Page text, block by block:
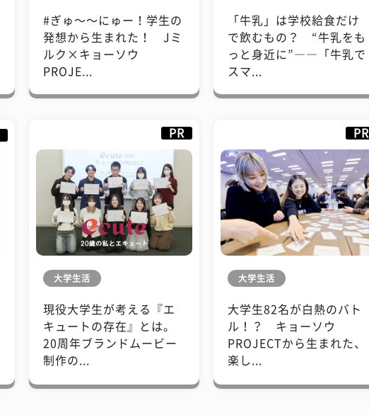
#ぎゅ〜〜にゅー！学生の
発想から生まれた！ Jミ
ルク×キョーソウ
PROJE...
「牛乳」は学校給食だけ
で飲むもの？ “牛乳をも
っと身近に”――「牛乳で
スマ...
PR
大学生活
現役大学生が考える『エ
キュートの存在』とは。
20周年ブランドムービー
制作の...
PR
大学生活
大学生82名が白熱のバト
ル！？ キョーソウ
PROJECTから生まれた、
楽し...